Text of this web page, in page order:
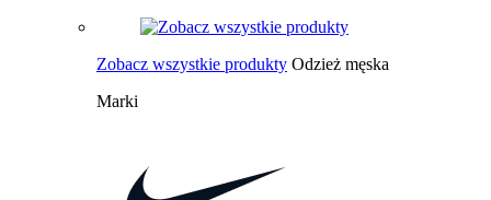
Zobacz wszystkie produkty Odzież męska
Marki